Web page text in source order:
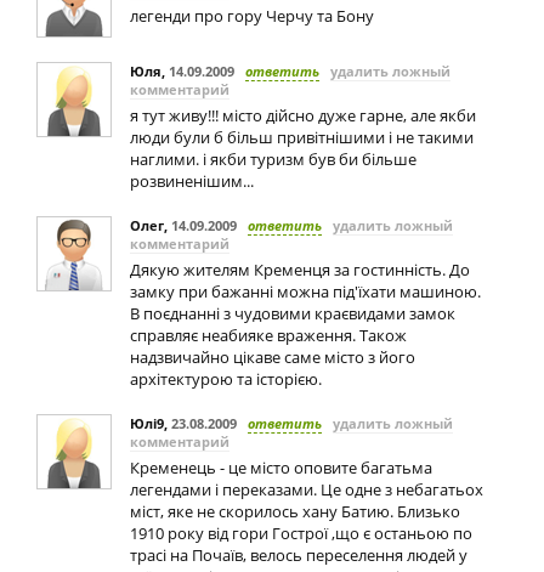
легенди про гору Черчу та Бону
Юля, 14.09.2009 ответить удалить ложный
комментарий
я тут живу!!! місто дійсно дуже гарне, але якби
люди були б більш привітнішими і не такими
наглими. і якби туризм був би більше
розвиненішим...
Олег, 14.09.2009 ответить удалить ложный
комментарий
Дякую жителям Кременця за гостинність. До
замку при бажанні можна під'їхати машиною.
В поєднанні з чудовими краєвидами замок
справляє неабияке враження. Також
надзвичайно цікаве саме місто з його
архітектурою та історією.
Юлі9, 23.08.2009 ответить удалить ложный
комментарий
Кременець - це місто оповите багатьма
легендами і переказами. Це одне з небагатьох
міст, яке не скорилось хану Батию. Близько
1910 року від гори Гострої ,що є останьою по
трасі на Почаїв, велось переселення людей у